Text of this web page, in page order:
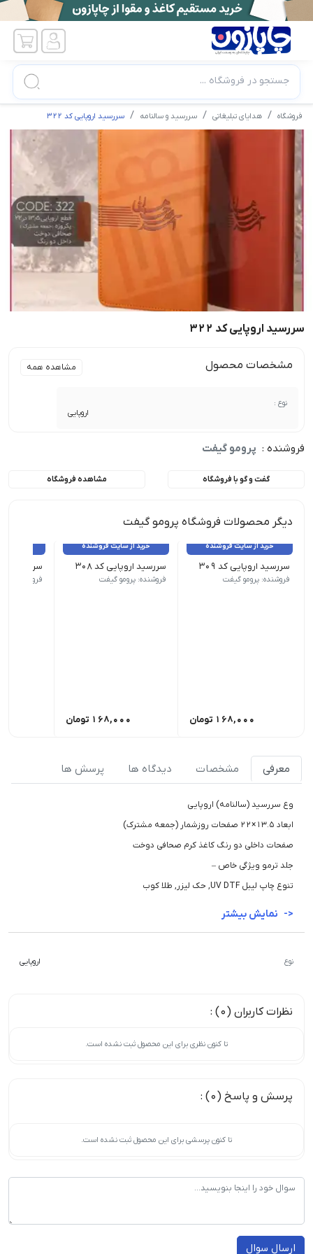
جستجو در فروشگاه ...
فروشگاه هدایای تبلیغاتی سررسید و سالنامه سررسید اروپایی کد 322
سررسید اروپایی کد 322
مشخصات محصول مشاهده همه
نوع :
اروپایی
فروشنده : پرومو گیفت
گفت و گو با فروشگاه مشاهده فروشگاه
دیگر محصولات فروشگاه پرومو گیفت
خرید از سایت فروشنده
سررسید اروپایی کد 309
نوع سررسید (سالنامه) اروپایی | ابعاد 13.5×22 | صفحات روزشمار (جمعه مشترک) | صفحات داخلی دو رنگ
فروشنده: پرومو گیفت
168,000 تومان
خرید از سایت فروشنده
سررسید اروپایی کد 308
نوع سررسید (سالنامه) اروپایی | ابعاد 13.5×22 | صفحات روزشمار (جمعه مشترک) | صفحات داخلی دو رنگ
فروشنده: پرومو گیفت
168,000 تومان
سررسید
نوع سررسید (سالنامه)
فروشنده:
معرفی مشخصات دیدگاه ها پرسش ها
وع سررسید (سالنامه) اروپایی
ابعاد 13.5×22 صفحات روزشمار (جمعه مشترک)
صفحات داخلی دو رنگ کاغذ کرم صحافی دوخت
جلد ترمو ویژگی خاص –
تنوع چاپ لیبل UV DTF, حک لیزر, طلا کوب
نوع اروپایی
نظرات کاربران (0) :
تا کنون نظری برای این محصول ثبت نشده است.
پرسش و پاسخ (0) :
تا کنون پرسشی برای این محصول ثبت نشده است.
ارسال سوال